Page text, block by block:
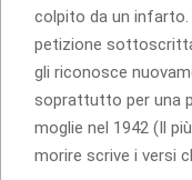
colpito da un infarto.
petizione
gli riconosce
soprattutto per una
moglie nel 1942 (Il
morire scrive i versi